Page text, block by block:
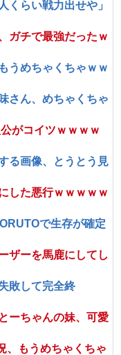
くらい戦力出せや」
ガチで最強だったｗ
うめちゃくちゃｗｗ
さん、めちゃくちゃ
がコイツｗｗｗｗ
る画像、とうとう見
した悪行ｗｗｗｗｗ
で生存が確定
ザーを馬鹿にしてし
敗して完全終
ーちゃんの妹、可愛
、もうめちゃくちゃ